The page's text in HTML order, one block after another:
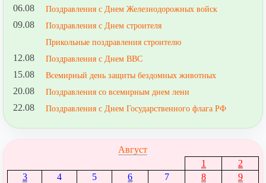
06.08 Поздравления с Днем Железнодорожных войск
09.08
Поздравления с Днем строителя
Прикольные поздравления строителю
12.08 Поздравления с Днем ВВС
15.08 Всемирный день защиты бездомных животных
20.08 Поздравления со всемирным днем лени
22.08 Поздравления с Днем Государственного флага РФ
Август
1
2
3
4 5 6 7 8
9